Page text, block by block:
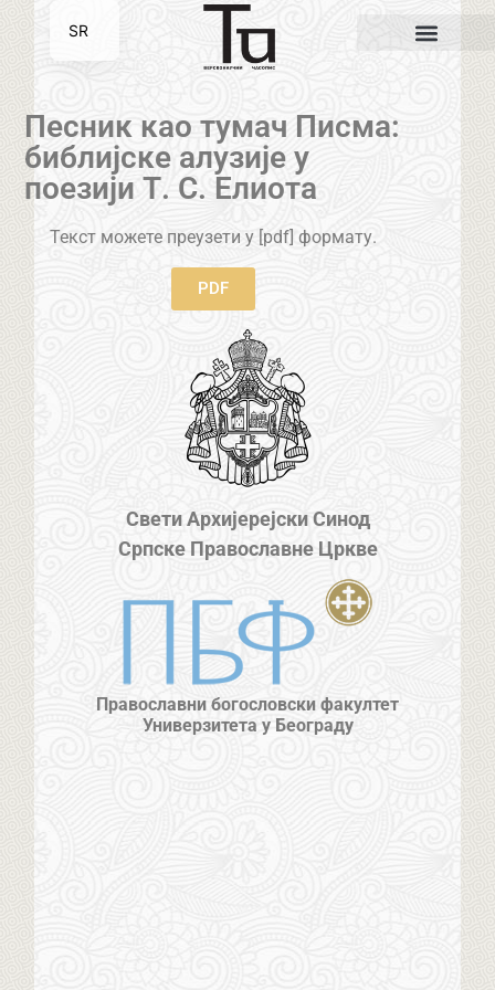
Песник као тумач Писма:
библијске алузије у
поезији Т. С. Елиота
Текст можете преузети у [pdf] формату.
PDF
Свети Архијерејски Синод
Српске Православне Цркве
Православни богословски факултет
Универзитета у Београду
SR
EN